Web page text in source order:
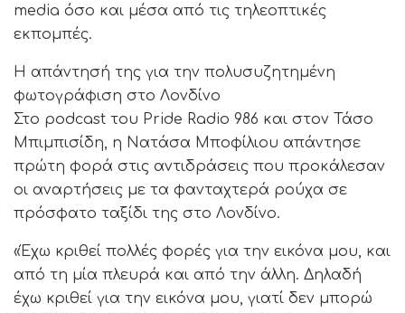
media όσο και μέσα από τις τηλεοπτικές
εκπομπές.
Η απάντησή της για την πολυσυζητημένη
φωτογράφιση στο Λονδίνο
Στο podcast του Pride Radio 986 και στον Τάσο
Μπιμπισίδη, η Νατάσα Μποφίλιου απάντησε
πρώτη φορά στις αντιδράσεις που προκάλεσαν
οι αναρτήσεις με τα φανταχτερά ρούχα σε
πρόσφατο ταξίδι της στο Λονδίνο.
«Έχω κριθεί πολλές φορές για την εικόνα μου, και
από τη μία πλευρά και από την άλλη. Δηλαδή
έχω κριθεί για την εικόνα μου, γιατί δεν μπορώ